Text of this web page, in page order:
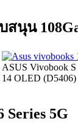
นุน
ASUS Vivobook S
14 OLED (D5406)
Series 5G